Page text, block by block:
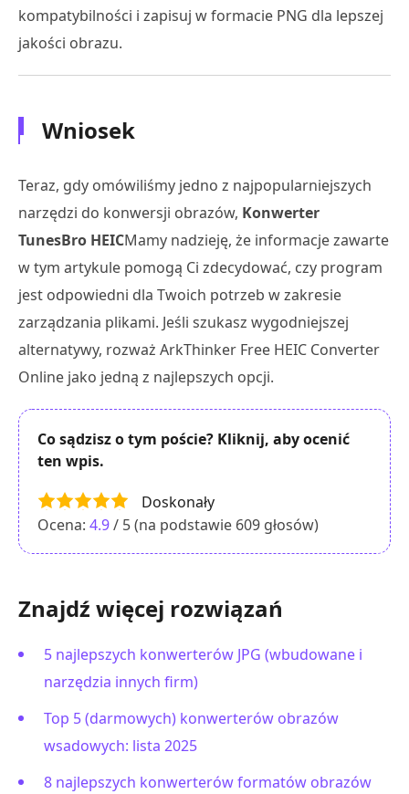
kompatybilności i zapisuj w formacie PNG dla lepszej
jakości obrazu.
Wniosek
Teraz, gdy omówiliśmy jedno z najpopularniejszych
narzędzi do konwersji obrazów, Konwerter
TunesBro HEICMamy nadzieję, że informacje zawarte
w tym artykule pomogą Ci zdecydować, czy program
jest odpowiedni dla Twoich potrzeb w zakresie
zarządzania plikami. Jeśli szukasz wygodniejszej
alternatywy, rozważ ArkThinker Free HEIC Converter
Online jako jedną z najlepszych opcji.
Co sądzisz o tym poście? Kliknij, aby ocenić
ten wpis.
Doskonały
Ocena: 4.9/ 5 (na podstawie 609 głosów)
Znajdź więcej rozwiązań
5 najlepszych konwerterów JPG (wbudowane i
narzędzia innych firm)
Top 5 (darmowych) konwerterów obrazów
wsadowych: lista 2025
8 najlepszych konwerterów formatów obrazów